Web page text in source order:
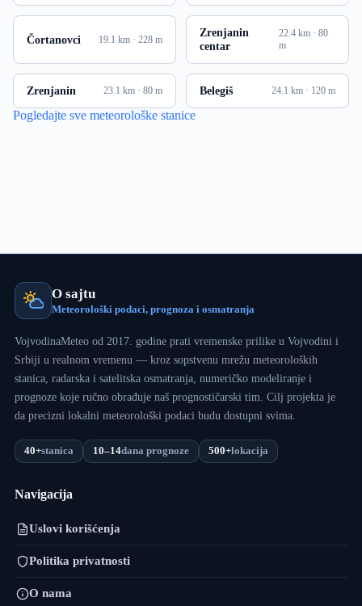
Čortanovci 19.1 km · 228 m
Zrenjanin
centar
22.4 km · 80
m
Zrenjanin 23.1 km · 80 m Belegiš 24.1 km · 120 m
Pogledajte sve meteorološke stanice
O sajtu
Meteorološki podaci, prognoza i osmatranja
VojvodinaMeteo od 2017. godine prati vremenske prilike u Vojvodini i
Srbiji u realnom vremenu — kroz sopstvenu mrežu meteoroloških
stanica, radarska i satelitska osmatranja, numeričko modeliranje i
prognoze koje ručno obrađuje naš prognostičarski tim. Cilj projekta je
da precizni lokalni meteorološki podaci budu dostupni svima.
40+stanica 10–14dana prognoze 500+lokacija
Navigacija
Uslovi korišćenja
Politika privatnosti
O nama